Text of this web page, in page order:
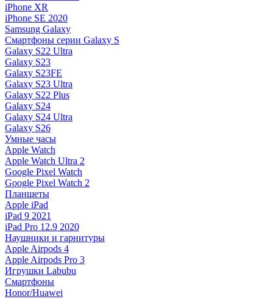
iPhone XR
iPhone SE 2020
Samsung Galaxy
Смартфоны серии Galaxy S
Galaxy S22 Ultra
Galaxy S23
Galaxy S23FE
Galaxy S23 Ultra
Galaxy S22 Plus
Galaxy S24
Galaxy S24 Ultra
Galaxy S26
Умные часы
Apple Watch
Apple Watch Ultra 2
Google Pixel Watch
Google Pixel Watch 2
Планшеты
Apple iPad
iPad 9 2021
iPad Pro 12.9 2020
Наушники и гарнитуры
Apple Airpods 4
Apple Airpods Pro 3
Игрушки Labubu
Смартфоны
Honor/Huawei